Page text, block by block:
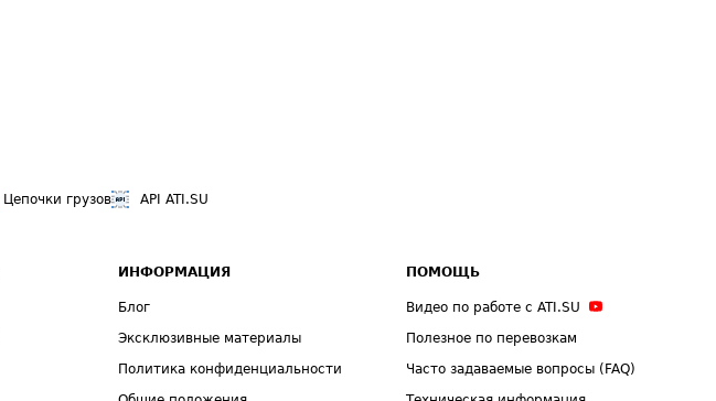
Цепочки грузов API ATI.SU
ИНФОРМАЦИЯ
Блог
Эксклюзивные материалы
Политика конфиденциальности
ПОМОЩЬ
Видео по работе с ATI.SU
Полезное по перевозкам
Часто задаваемые вопросы (FAQ)